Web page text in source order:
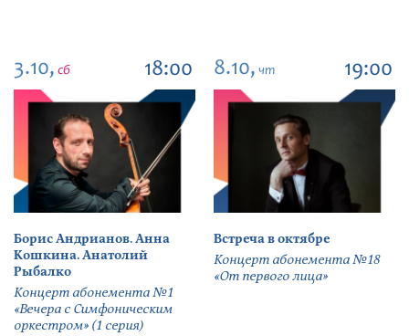
3.10, сб 18:00
Борис Андрианов. Анна
Кошкина. Анатолий
Рыбалко
Концерт абонемента №1
«Вечера с Симфоническим
оркестром» (1 серия)
8.10, чт 19:00
Встреча в октябре
Концерт абонемента №18
«От первого лица»